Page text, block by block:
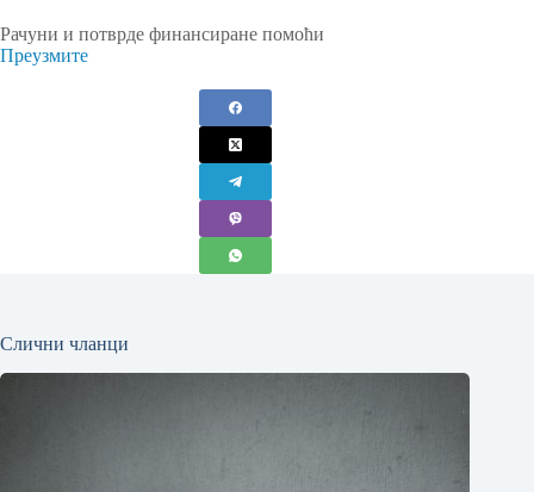
Рачуни и потврде финансиране помоћи
Преузмите
Слични чланци